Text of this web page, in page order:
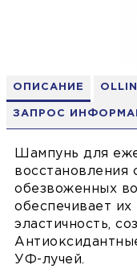
ОПИСАНИЕ
ЗАПРОС
Шампунь для
восстановления
обезвоженных
обеспечивает их
эластичность,
УФ-лучей.